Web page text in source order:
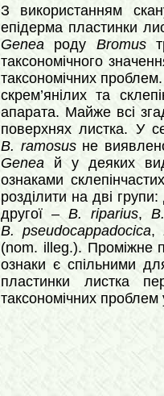
З використанням
епідерма пластинки
Genea роду Bromus
таксономічного
таксономічних
скрем’янілих та
апарата. Майже всі
поверхнях листка. У
B. ramosusне виявлено
Genea й у деяких
ознаками
розділити на дві
другої –B. riparius,
B. pseudocappadocica,
(nom. illeg.). Проміжне
ознаки є спільними
пластинки листка
таксономічних проблем